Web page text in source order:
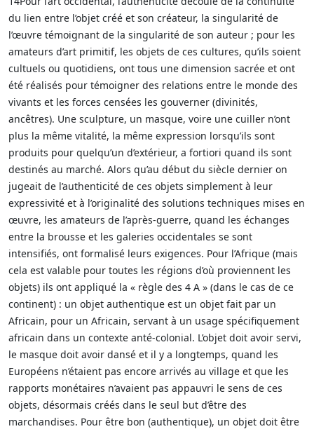
du lien entre l’objet créé et son créateur, la singularité de
l’œuvre témoignant de la singularité de son auteur ; pour les
amateurs d’art primitif, les objets de ces cultures, qu’ils soient
cultuels ou quotidiens, ont tous une dimension sacrée et ont
été réalisés pour témoigner des relations entre le monde des
vivants et les forces censées les gouverner (divinités,
ancêtres). Une sculpture, un masque, voire une cuiller n’ont
plus la même vitalité, la même expression lorsqu’ils sont
produits pour quelqu’un d’extérieur, a fortiori quand ils sont
destinés au marché. Alors qu’au début du siècle dernier on
jugeait de l’authenticité de ces objets simplement à leur
expressivité et à l’originalité des solutions techniques mises en
œuvre, les amateurs de l’après-guerre, quand les échanges
entre la brousse et les galeries occidentales se sont
intensifiés, ont formalisé leurs exigences. Pour l’Afrique (mais
cela est valable pour toutes les régions d’où proviennent les
objets) ils ont appliqué la « règle des 4 A » (dans le cas de ce
continent) : un objet authentique est un objet fait par un
Africain, pour un Africain, servant à un usage spécifiquement
africain dans un contexte anté-colonial. L’objet doit avoir servi,
le masque doit avoir dansé et il y a longtemps, quand les
Européens n’étaient pas encore arrivés au village et que les
rapports monétaires n’avaient pas appauvri le sens de ces
objets, désormais créés dans le seul but d’être des
marchandises. Pour être bon (authentique), un objet doit être